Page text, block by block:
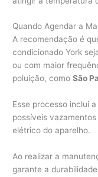
Quando Agendar a
A recomendação é
condicionado York
ou com maior
poluição, comoSão
Esse processo inclui
possíveis
elétrico do aparelho.
Ao realizar a
garante a